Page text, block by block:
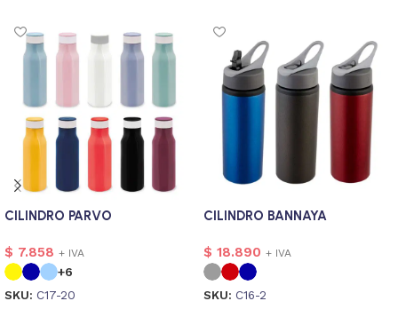
CILINDRO PARVO
$ 7.858 + IVA
+6
SKU: C17-20
CILINDRO BANNAYA
$ 18.890 + IVA
SKU: C16-2